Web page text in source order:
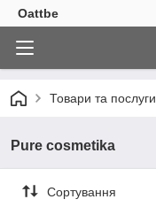
Oattbe
Товари та послуги
Pure cosmetika
Сортування